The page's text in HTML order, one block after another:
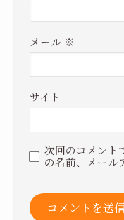
メール ※
サイト
次回のコメント
の名前、メール